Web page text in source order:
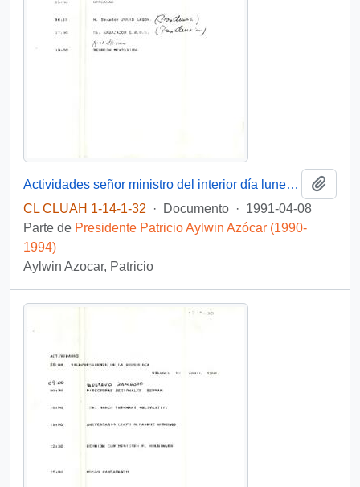
Actividades señor ministro del interior día lunes 8 de abril 1991
CL CLUAH 1-14-1-32
· Documento · 1991-04-08
Parte de Presidente Patricio Aylwin Azócar (1990-
1994)
Aylwin Azocar, Patricio